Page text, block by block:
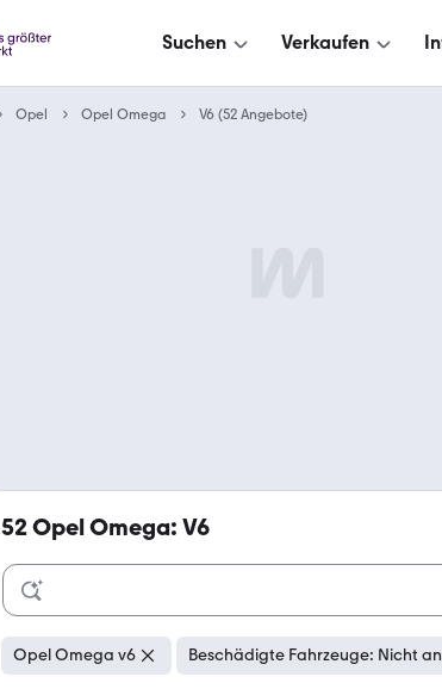
Suchen Verkaufen
Opel Opel Omega V6 (52 Angebote)
52Opel Omega: V6
Opel Omega v6 Beschädigte Fahrzeuge: Nicht